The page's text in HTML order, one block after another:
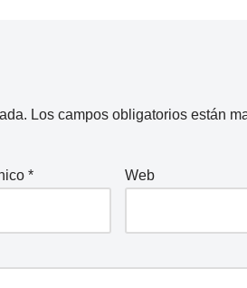
Los campos obligatorios están
* Web